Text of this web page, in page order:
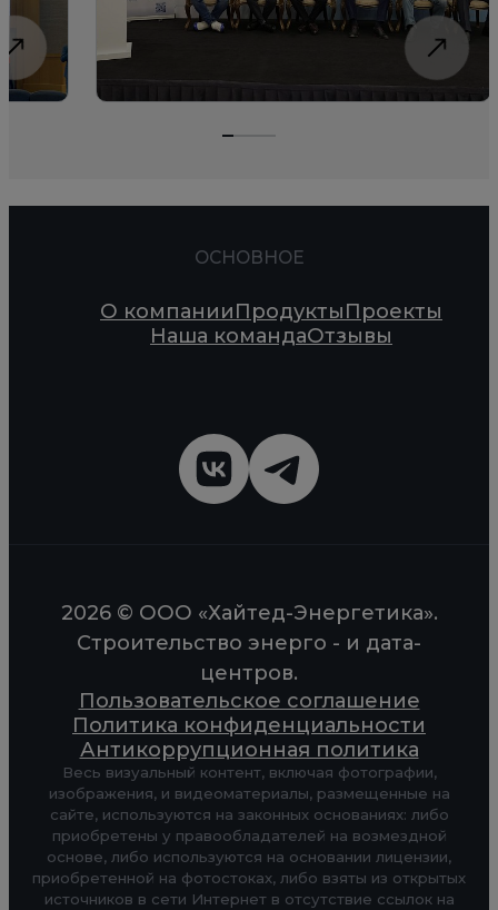
ОСНОВНОЕ
О компанииПродуктыПроекты
Наша командаОтзывы
2026 © ООО «Хайтед-Энергетика».
Строительство энерго - и дата-
центров.
Пользовательское соглашение
Политика конфиденциальности
Антикоррупционная политика
Весь визуальный контент, включая фотографии,
изображения, и видеоматериалы, размещенные на
сайте, используются на законных основаниях: либо
приобретены у правообладателей на возмездной
основе, либо используются на основании лицензии,
приобретенной на фотостоках, либо взяты из открытых
источников в сети Интернет в отсутствие ссылок на